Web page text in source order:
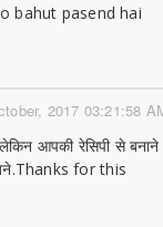
bahut pasend hai
2017 03:21:58
आपकी रेसिपी से बनाने
बने.Thanks for this